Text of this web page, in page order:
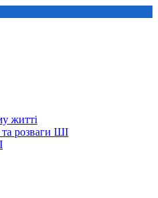
житті
розваги ШІ